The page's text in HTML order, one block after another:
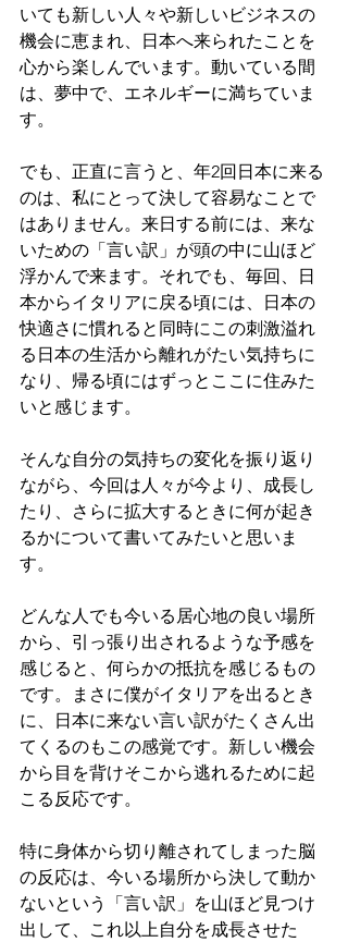
いても新しい人々や新しいビジネスの
機会に恵まれ、日本へ来られたことを
心から楽しんでいます。動いている間
は、夢中で、エネルギーに満ちていま
す。
でも、正直に言うと、年2回日本に来る
のは、私にとって決して容易なことで
はありません。来日する前には、来な
いための「言い訳」が頭の中に山ほど
浮かんで来ます。それでも、毎回、日
本からイタリアに戻る頃には、日本の
快適さに慣れると同時にこの刺激溢れ
る日本の生活から離れがたい気持ちに
なり、帰る頃にはずっとここに住みた
いと感じます。
そんな自分の気持ちの変化を振り返り
ながら、今回は人々が今より、成長し
たり、さらに拡大するときに何が起き
るかについて書いてみたいと思いま
す。
どんな人でも今いる居心地の良い場所
から、引っ張り出されるような予感を
感じると、何らかの抵抗を感じるもの
です。まさに僕がイタリアを出るとき
に、日本に来ない言い訳がたくさん出
てくるのもこの感覚です。新しい機会
から目を背けそこから逃れるために起
こる反応です。
特に身体から切り離されてしまった脳
の反応は、今いる場所から決して動か
ないという「言い訳」を山ほど見つけ
出して、これ以上自分を成長させた